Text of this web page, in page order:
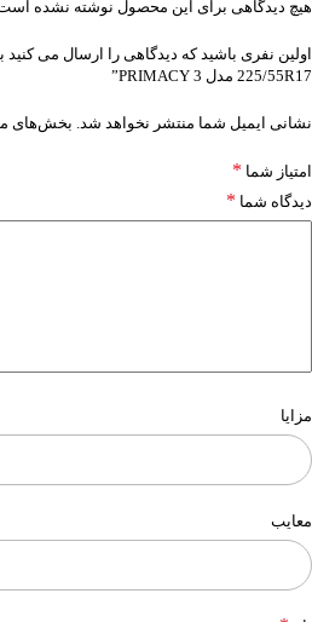
هیچ دیدگاهی برای این محصول نوشته نشده
اولین نفری باشید که دیدگاهی را ارسال می
225/55R17 مدل PRIMACY 3”
نشانی ایمیل شما منتشر نخواهد شد. بخش‌های
امتیاز شما *
دیدگاه شما *
مزایا
معایب